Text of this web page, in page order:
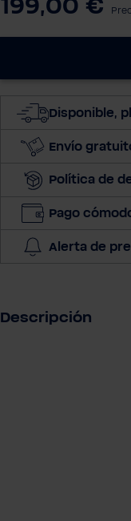
199,00 €
Disponible,
Envío
Política de
Pago
Alerta de
Descripción